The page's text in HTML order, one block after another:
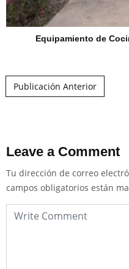
Equipamiento de
Publicación Anterior
Leave a Comment
Tu dirección de correo
campos obligatorios están